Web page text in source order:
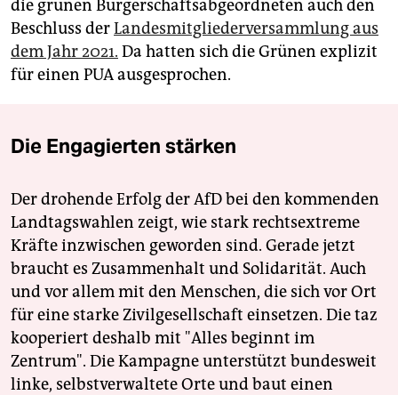
die grünen Bürgerschaftsabgeordneten auch den
Beschluss derLandesmitgliederversammlung aus
dem Jahr 2021. Da hatten sich die Grünen explizit
für einen PUA ausgesprochen.
Die Engagierten stärken
Der drohende Erfolg der AfD bei den kommenden
Landtagswahlen zeigt, wie stark rechtsextreme
Kräfte inzwischen geworden sind. Gerade jetzt
braucht es Zusammenhalt und Solidarität. Auch
und vor allem mit den Menschen, die sich vor Ort
für eine starke Zivilgesellschaft einsetzen. Die taz
kooperiert deshalb mit "Alles beginnt im
Zentrum". Die Kampagne unterstützt bundesweit
linke, selbstverwaltete Orte und baut einen